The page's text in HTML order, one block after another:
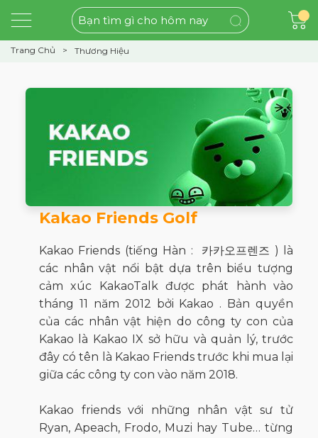
Trang Chủ Thương Hiệu
Kakao Friends Golf
Kakao Friends (tiếng Hàn : 카카오프렌즈 ) là
các nhân vật nổi bật dựa trên biểu tượng
cảm xúc KakaoTalk được phát hành vào
tháng 11 năm 2012 bởi Kakao . Bản quyền
của các nhân vật hiện do công ty con của
Kakao là Kakao IX sở hữu và quản lý, trước
đây có tên là Kakao Friends trước khi mua lại
giữa các công ty con vào năm 2018.
Kakao friends với những nhân vật sư tử
Ryan, Apeach, Frodo, Muzi hay Tube… từng